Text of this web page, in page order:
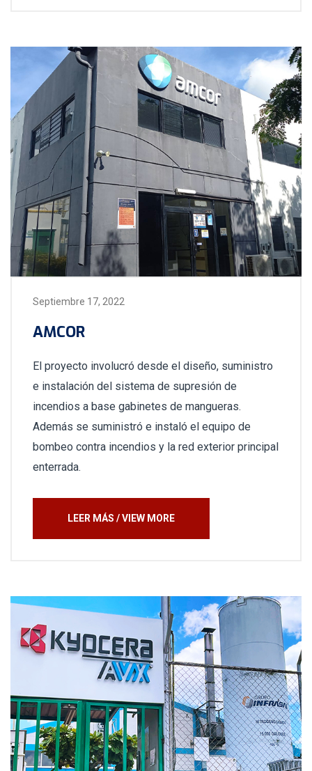
Septiembre 17, 2022
AMCOR
El proyecto involucró desde el diseño, suministro
e instalación del sistema de supresión de
incendios a base gabinetes de mangueras.
Además se suministró e instaló el equipo de
bombeo contra incendios y la red exterior principal
enterrada.
LEER MÁS / VIEW MORE